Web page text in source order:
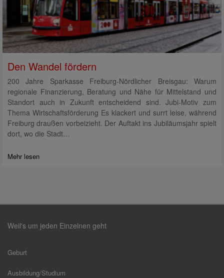
Den Wandel fördern
200 Jahre Sparkasse Freiburg-Nördlicher Breisgau: Warum
regionale Finanzierung, Beratung und Nähe für Mittelstand und
Standort auch in Zukunft entscheidend sind. Jubi-Motiv zum
Thema Wirtschaftsförderung Es klackert und surrt leise, während
Freiburg draußen vorbeizieht. Der Auftakt ins Jubiläumsjahr spielt
dort, wo die Stadt…
Mehr lesen
Weil's um jeden Einzelnen geht
Geburt
Ausbildung/Studium